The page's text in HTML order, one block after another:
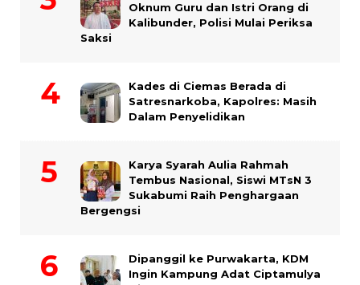
Oknum Guru dan Istri Orang di
Kalibunder, Polisi Mulai Periksa
Saksi
Kades di Ciemas Berada di
Satresnarkoba, Kapolres: Masih
Dalam Penyelidikan
Karya Syarah Aulia Rahmah
Tembus Nasional, Siswi MTsN 3
Sukabumi Raih Penghargaan
Bergengsi
Dipanggil ke Purwakarta, KDM
Ingin Kampung Adat Ciptamulya